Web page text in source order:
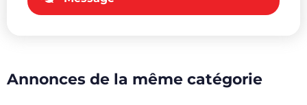
Annonces de la même catégorie